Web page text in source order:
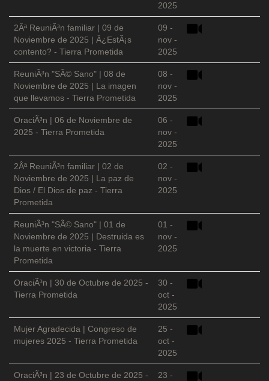
2025
2Âª ReuniÃ³n familiar | 09 de
Noviembre de 2025 | Â¿EstÃ¡s
contento? - Tierra Prometida
09 -
nov -
2025
ReuniÃ³n "SÃ© Sano" | 08 de
Noviembre de 2025 | La imagen
que llevamos - Tierra Prometida
08 -
nov -
2025
OraciÃ³n | 06 de Noviembre de
2025 - Tierra Prometida
06 -
nov -
2025
2Âª ReuniÃ³n familiar | 02 de
Noviembre de 2025 | La paz de
Dios / El Dios de paz - Tierra
Prometida
02 -
nov -
2025
ReuniÃ³n "SÃ© Sano" | 01 de
Noviembre de 2025 | Destruida es
la muerte en victoria - Tierra
Prometida
01 -
nov -
2025
OraciÃ³n | 30 de Octubre de 2025 -
Tierra Prometida
30 -
oct -
2025
Mujer Agradecida | Congreso de
mujeres 2025 - Tierra Prometida
25 -
oct -
2025
OraciÃ³n | 23 de Octubre de 2025 -
23 -